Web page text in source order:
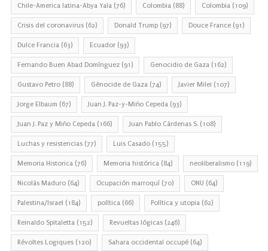
Chile-America latina-Abya Yala (76) Colombia (88) Colombia (109)
Crisis del coronavirus (62) Donald Trump (97) Douce France (91)
Dulce Francia (63) Ecuador (93)
Fernando Buen Abad Domínguez (91) Genocidio de Gaza (162)
Gustavo Petro (88) Génocide de Gaza (74) Javier Milei (107)
Jorge Elbaum (67) Juan J. Paz-y-Miño Cepeda (93)
Juan J. Paz y Miño Cepeda (166) Juan Pablo Cárdenas S. (108)
Luchas y resistencias (77) Luis Casado (155)
Memoria Historica (76) Memoria histórica (84) neoliberalismo (119)
Nicolás Maduro (64) Ocupación marroquí (70) ONU (64)
Palestina/Israel (184) política (66) Política y utopia (62)
Reinaldo Spitaletta (152) Revueltas lógicas (246)
Révoltes Logiques (120) Sahara occidental occupé (64)